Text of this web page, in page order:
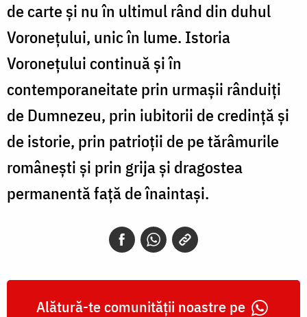
de carte și nu în ultimul rând din duhul
Voronețului, unic în lume. Istoria
Voronețului continuă și în
contemporaneitate prin urmașii rânduiți
de Dumnezeu, prin iubitorii de credință și
de istorie, prin patrioții de pe tărâmurile
românești și prin grija și dragostea
permanentă față de înaintași.
Alătură-te comunității noastre pe